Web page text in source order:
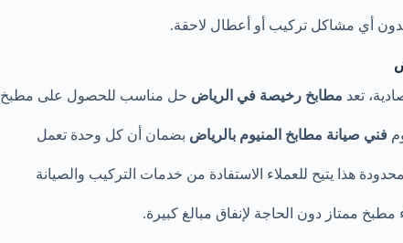
بدون أي مشاكل تركيب أو أعطال لاحقة.
تعد مطابخ رخيصة في الرياض حل مناسب للحصول على مطبخ
فني صيانة مطابخ المنيوم بالرياض بضمان أن كل وحدة تعمل
هذا يتيح للعملاء الاستفادة من خدمات التركيب والصيانة
ممتاز دون الحاجة لإنفاق مبالغ كبيرة.